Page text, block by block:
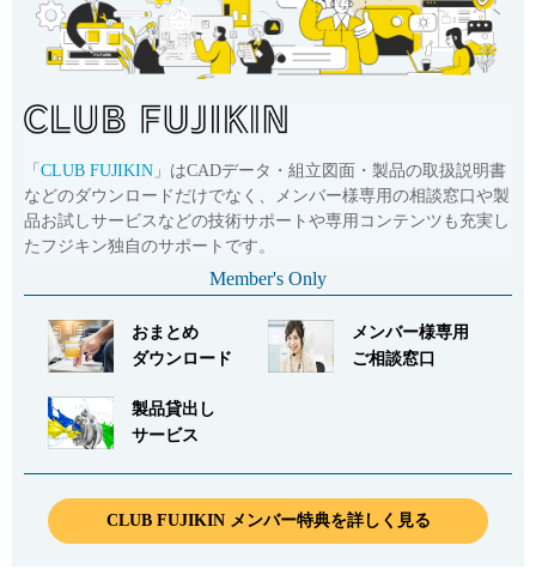
「 CLUB FUJIKIN 」はCADデータ・組立図面・製品の取扱説明書
などのダウンロードだけでなく、メンバー様専用の相談窓口や製
品お試しサービスなどの技術サポートや専用コンテンツも充実し
たフジキン独自のサポートです。
Member's Only
おまとめ
ダウンロード
メンバー様専用
ご相談窓口
製品貸出し
サービス
CLUB FUJIKIN メンバー特典を詳しく見る